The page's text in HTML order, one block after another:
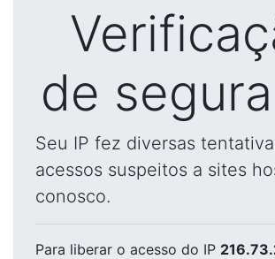
de
Seu IP fez diversas
acessos suspeitos a sites
conosco.
Para liberar o acesso do IP